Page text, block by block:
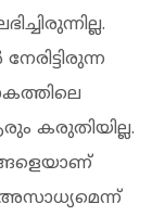
കരുതിയില്ല.